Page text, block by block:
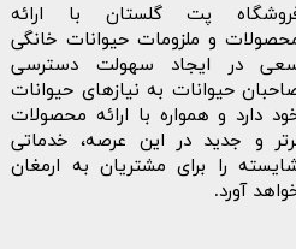
پت گلستان با ارائه
و ملزومات حیوانات خانگی
در ایجاد سهولت دسترسی
حیوانات به نیازهای حیوانات
دارد و همواره با ارائه محصولات
و جدید در این عرصه، خدماتی
را برای مشتریان به ارمغان
آورد.